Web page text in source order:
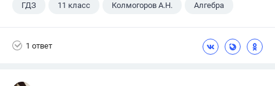
ГДЗ 11 класс Колмогоров А.Н. Алгебра
1 ответ